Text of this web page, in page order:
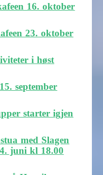
16. oktober
23. oktober
i høst
september
starter igjen
med Slagen
juni kl 18.00